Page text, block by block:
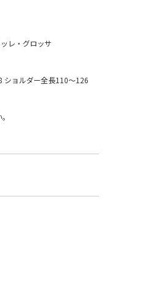
レ・グロッサ
ショルダー全長110～126